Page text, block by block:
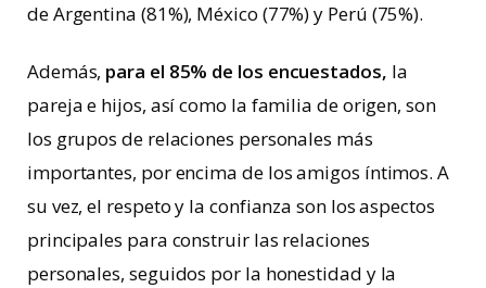
de Argentina (81%), México (77%) y Perú (75%).
Además, para el 85% de los encuestados, la
pareja e hijos, así como la familia de origen, son
los grupos de relaciones personales más
importantes, por encima de los amigos íntimos. A
su vez, el respeto y la confianza son los aspectos
principales para construir las relaciones
personales, seguidos por la honestidad y la